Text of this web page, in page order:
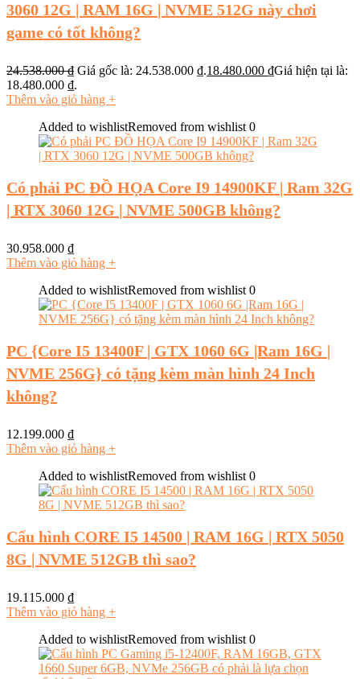
3060 12G | RAM 16G | NVME 512G này chơi
game có tốt không?
24.538.000₫ Giá gốc là: 24.538.000 ₫.18.480.000 ₫Giá hiện tại là:
18.480.000 ₫.
Thêm vào giỏ hàng +
Added to wishlistRemoved from wishlist 0
Có phải PC ĐỒ HỌA Core I9 14900KF | Ram 32G
| RTX 3060 12G | NVME 500GB không?
30.958.000 ₫
Thêm vào giỏ hàng +
Added to wishlistRemoved from wishlist 0
PC {Core I5 13400F | GTX 1060 6G |Ram 16G |
NVME 256G} có tặng kèm màn hình 24 Inch
không?
12.199.000 ₫
Thêm vào giỏ hàng +
Added to wishlistRemoved from wishlist 0
Cấu hình CORE I5 14500 | RAM 16G | RTX 5050
8G | NVME 512GB thì sao?
19.115.000 ₫
Thêm vào giỏ hàng +
Added to wishlistRemoved from wishlist 0